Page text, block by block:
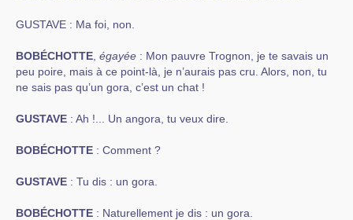
GUSTAVE : Ma foi, non.
BOBÉCHOTTE égayée : Mon pauvre Trognon, je te savais un
peu poire, mais à ce point-là, je n’aurais pas cru. Alors, non, tu
ne sais pas qu’un gora, c’est un chat !
GUSTAVE : Ah !... Un angora, tu veux dire.
BOBÉCHOTTE : Comment ?
GUSTAVE : Tu dis : un gora.
BOBÉCHOTTE : Naturellement je dis : un gora.